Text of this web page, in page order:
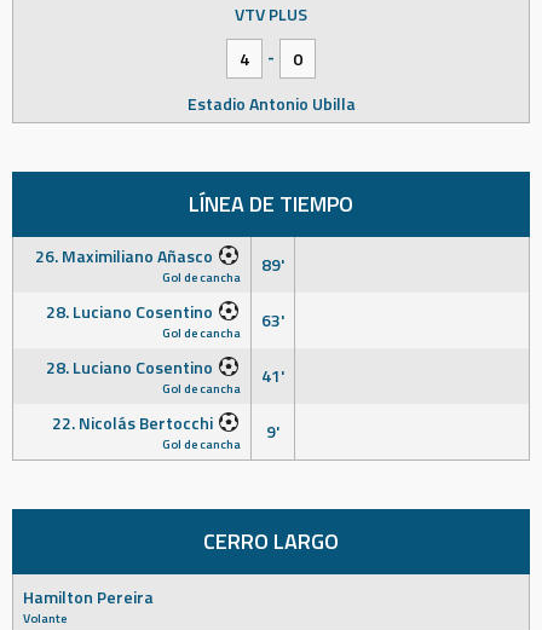
VTV PLUS
4
-
0
Estadio Antonio Ubilla
LÍNEA DE TIEMPO
26. Maximiliano Añasco
Gol de cancha
89'
28. Luciano Cosentino
Gol de cancha
63'
28. Luciano Cosentino
Gol de cancha
41'
22. Nicolás Bertocchi
Gol de cancha 9'
CERRO LARGO
Hamilton Pereira
Volante